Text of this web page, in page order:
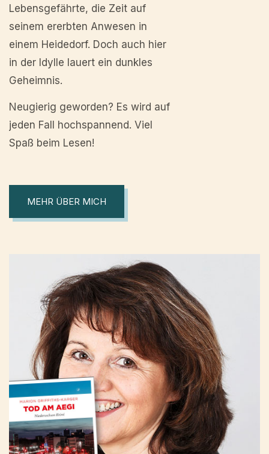
Lebensgefährte, die Zeit auf
seinem ererbten Anwesen in
einem Heidedorf. Doch auch hier
in der Idylle lauert ein dunkles
Geheimnis.
Neugierig geworden? Es wird auf
jeden Fall hochspannend. Viel
Spaß beim Lesen!
MEHR ÜBER MICH